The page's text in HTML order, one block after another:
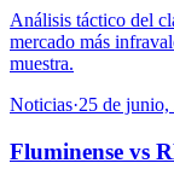
Análisis táctico del
mercado más
muestra.
Noticias·25 de junio,
Fluminense vs